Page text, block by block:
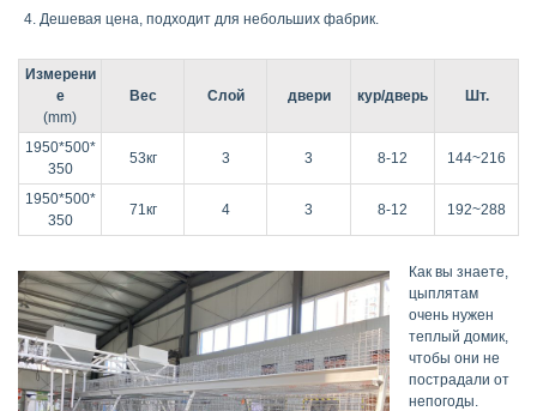
Дешевая цена, подходит для небольших фабрик.
Измерени
е
(mm)
Bec Слой двери кур/дверь Шт.
1950*500*
350
53кг 3 3 8-12 144~216
1950*500*
350
71кг 4 3 8-12 192~288
Как вы знаете,
цыплятам
очень нужен
теплый домик,
чтобы они не
пострадали от
непогоды.